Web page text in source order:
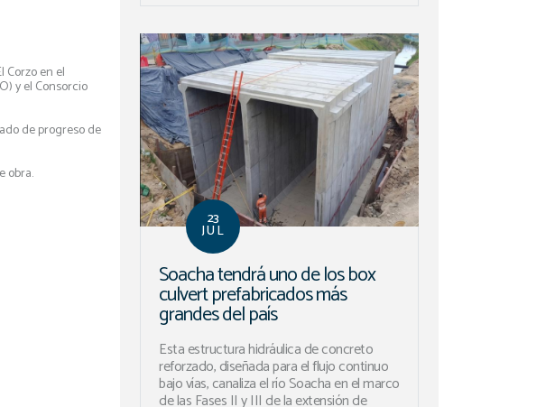
Corzo en el
y el Consorcio
de progreso de
obra.
23
JUL
Soacha tendrá uno de los box
culvert prefabricados más
grandes del país
Esta estructura hidráulica de concreto
reforzado, diseñada para el flujo continuo
bajo vías, canaliza el río Soacha en el marco
de las Fases II y III de la extensión de